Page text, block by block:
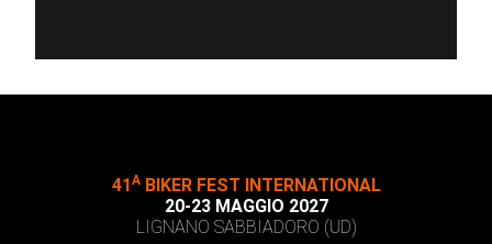
41 ABIKER FEST INTERNATIONAL
20-23 MAGGIO 2027
LIGNANO SABBIADORO (UD)